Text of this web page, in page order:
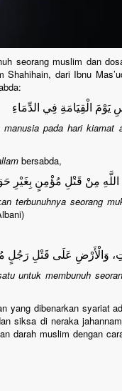
seorang muslim dan
Shahihain, dari Ibnu
الْقِيَامَةِ فِي الدِّمَاءِ
pada hari kiamat
bersabda,
اللَّهِ مِنْ قَتْلِ مُؤْمِنٍ بِغَيْرِ
terbunuhnya seorang
وَالْأَرْضِ عَلَى قَتْلِ رَجُلٍ
untuk membunuh
yang dibenarkan syariat
siksa di neraka
darah muslim dengan